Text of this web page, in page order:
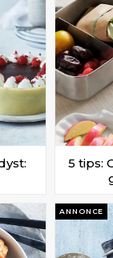
5 tips:
ANNONCE